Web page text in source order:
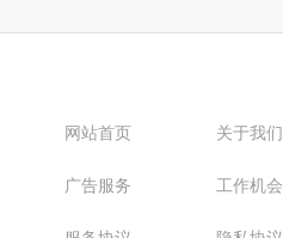
网站首页 关于我们
广告服务 工作机会